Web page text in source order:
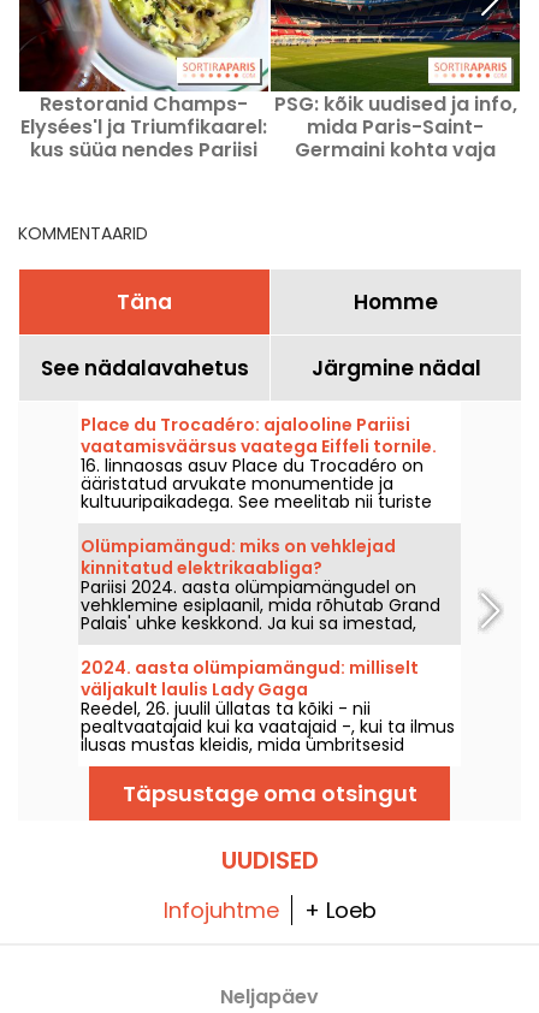
Restoranid Champs-
Elysées'l ja Triumfikaarel:
kus süüa nendes Pariisi
PSG: kõik uudised ja info,
mida Paris-Saint-
Germaini kohta vaja
KOMMENTAARID
Täna Homme
See nädalavahetus Järgmine nädal
Place du Trocadéro: ajalooline Pariisi
vaatamisväärsus vaatega Eiffeli tornile.
16. linnaosas asuv Place du Trocadéro on
ääristatud arvukate monumentide ja
kultuuripaikadega. See meelitab nii turiste
kui ka eluaegseid pariislasi tänu võrratule
vaatepildile Eiffeli tornile.
Olümpiamängud: miks on vehklejad
kinnitatud elektrikaabliga?
Pariisi 2024. aasta olümpiamängudel on
vehklemine esiplaanil, mida rõhutab Grand
Palais' uhke keskkond. Ja kui sa imestad,
miks on vehklejad elektrikaablitega
kinnitatud, siis hea uudis on see, et me
saame sulle kõik ära seletada!
2024. aasta olümpiamängud: milliselt
väljakult laulis Lady Gaga
avatseremoonial?
Reedel, 26. juulil üllatas ta kõiki - nii
pealtvaatajaid kui ka vaatajaid -, kui ta ilmus
ilusas mustas kleidis, mida ümbritsesid
roosad pomponid. Aga kus oli laulja? Kas saal
on avalikkusele avatud?
Täpsustage oma otsingut
UUDISED
Infojuhtme + Loeb
Neljapäev